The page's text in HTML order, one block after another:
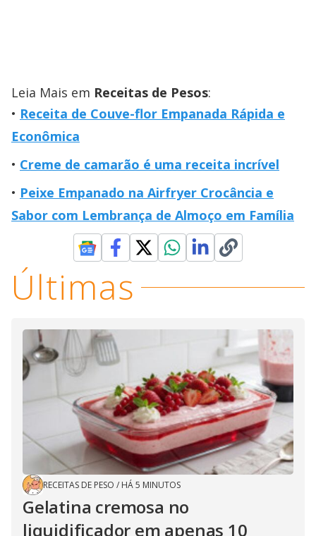
Leia Mais em Receitas de Pesos:
Receita de Couve-flor Empanada Rápida e
Econômica
Creme de camarão é uma receita incrível
Peixe Empanado na Airfryer Crocância e
Sabor com Lembrança de Almoço em Família
Últimas
RECEITAS DE PESO / HÁ 5 MINUTOS
Gelatina cremosa no
liquidificador em apenas 10